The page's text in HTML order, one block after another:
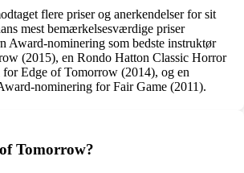
flere priser og anerkendelser for sit
mest bemærkelsesværdige priser
Award-nominering som bedste instruktør
(2015), en Rondo Hatton Classic Horror
Edge of Tomorrow (2014), og en
nominering for Fair Game (2011).
Tomorrow?